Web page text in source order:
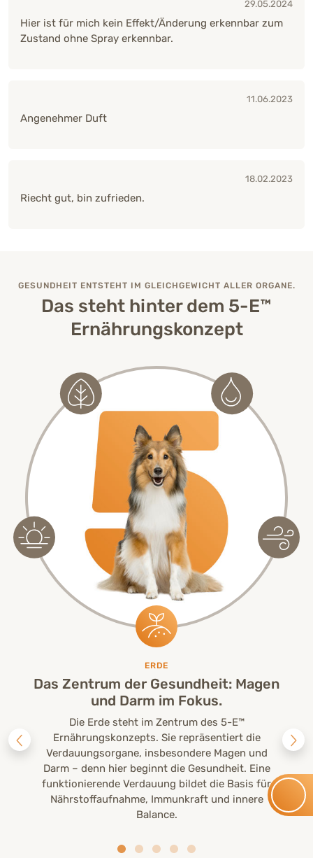
29.05.2024
Hier ist für mich kein Effekt/Änderung erkennbar zum
Zustand ohne Spray erkennbar.
11.06.2023
Angenehmer Duft
18.02.2023
Riecht gut, bin zufrieden.
GESUNDHEIT ENTSTEHT IM GLEICHGEWICHT ALLER ORGANE.
Das steht hinter dem 5-E™
Ernährungskonzept
ERDE
Das Zentrum der Gesundheit: Magen
und Darm im Fokus.
Die Erde steht im Zentrum des 5-E™
Ernährungskonzepts. Sie repräsentiert die
Verdauungsorgane, insbesondere Magen und
Darm – denn hier beginnt die Gesundheit. Eine
funktionierende Verdauung bildet die Basis für
Nährstoffaufnahme, Immunkraft und innere
Balance.